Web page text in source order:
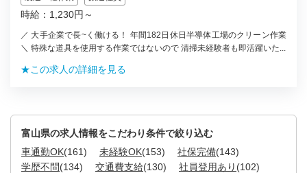
時給：1,230円～
／ 大手企業で長~く働ける！ 年間182日休日半導体工場のクリーン作業
＼ 特殊な道具を使用する作業ではないので 清掃未経験者も即活躍いた...
★この求人の詳細を見る
富山県の求人情報をこだわり条件で絞り込む
車通勤OK(161) 未経験OK(153) 社保完備(143)
学歴不問(134) 交通費支給(130) 社員登用あり (102)